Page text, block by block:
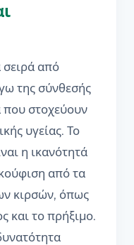
από
της σύνθεσής
που στοχεύουν
υγείας. Το
η ικανότητά
από τα
κιρσών, όπως
και το πρήξιμο.